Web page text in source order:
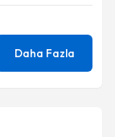
Daha Fazla